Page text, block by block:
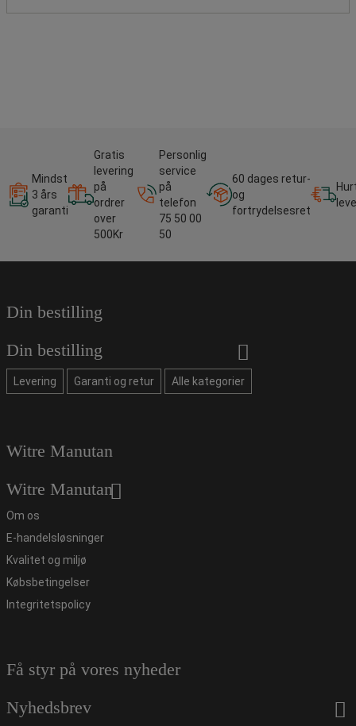
Mindst
3 års
garanti
Gratis
levering
på
ordrer
over
500Kr
Personlig
service
på
telefon
75 50 00
50
60 dages retur-
og
fortrydelsesret
Din bestilling
Din bestilling
Levering Garanti og retur Alle kategorier
Witre Manutan
Witre Manutan
Om os
E-handelsløsninger
Kvalitet og miljø
Købsbetingelser
Integritetspolicy
Få styr på vores nyheder
Nyhedsbrev